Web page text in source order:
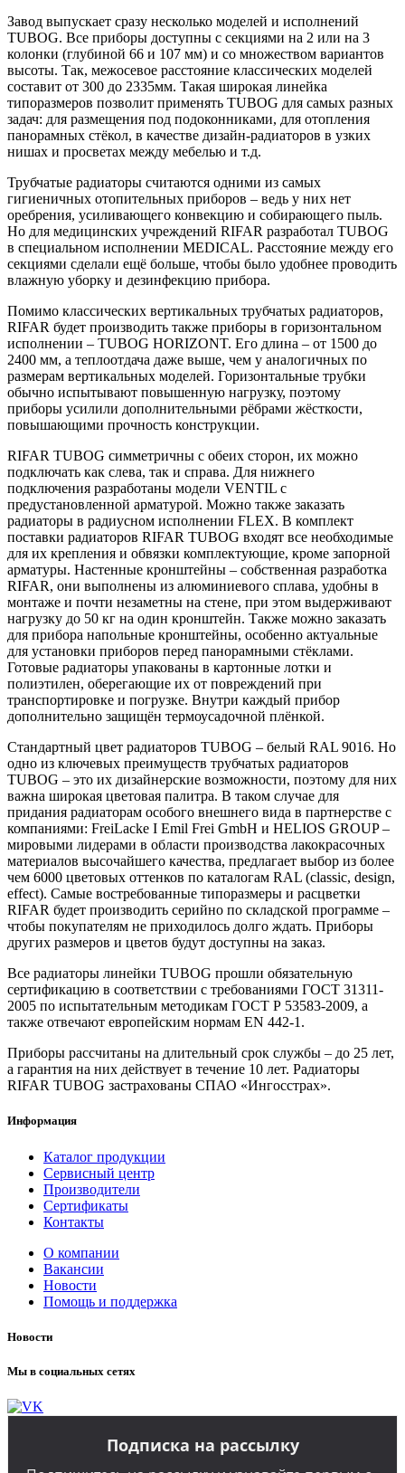
Завод выпускает сразу несколько моделей и исполнений
TUBOG. Все приборы доступны с секциями на 2 или на 3
колонки (глубиной 66 и 107 мм) и со множеством вариантов
высоты. Так, межосевое расстояние классических моделей
составит от 300 до 2335мм. Такая широкая линейка
типоразмеров позволит применять TUBOG для самых разных
задач: для размещения под подоконниками, для отопления
панорамных стёкол, в качестве дизайн-радиаторов в узких
нишах и просветах между мебелью и т.д.
Трубчатые радиаторы считаются одними из самых
гигиеничных отопительных приборов – ведь у них нет
оребрения, усиливающего конвекцию и собирающего пыль.
Но для медицинских учреждений RIFAR разработал TUBOG
в специальном исполнении MEDICAL. Расстояние между его
секциями сделали ещё больше, чтобы было удобнее проводить
влажную уборку и дезинфекцию прибора.
Помимо классических вертикальных трубчатых радиаторов,
RIFAR будет производить также приборы в горизонтальном
исполнении – TUBOG HORIZONT. Его длина – от 1500 до
2400 мм, а теплоотдача даже выше, чем у аналогичных по
размерам вертикальных моделей. Горизонтальные трубки
обычно испытывают повышенную нагрузку, поэтому
приборы усилили дополнительными рёбрами жёсткости,
повышающими прочность конструкции.
RIFAR TUBOG симметричны с обеих сторон, их можно
подключать как слева, так и справа. Для нижнего
подключения разработаны модели VENTIL с
предустановленной арматурой. Можно также заказать
радиаторы в радиусном исполнении FLEX. В комплект
поставки радиаторов RIFAR TUBOG входят все необходимые
для их крепления и обвязки комплектующие, кроме запорной
арматуры. Настенные кронштейны – собственная разработка
RIFAR, они выполнены из алюминиевого сплава, удобны в
монтаже и почти незаметны на стене, при этом выдерживают
нагрузку до 50 кг на один кронштейн. Также можно заказать
для прибора напольные кронштейны, особенно актуальные
для установки приборов перед панорамными стёклами.
Готовые радиаторы упакованы в картонные лотки и
полиэтилен, оберегающие их от повреждений при
транспортировке и погрузке. Внутри каждый прибор
дополнительно защищён термоусадочной плёнкой.
Стандартный цвет радиаторов TUBOG – белый RAL 9016. Но
одно из ключевых преимуществ трубчатых радиаторов
TUBOG – это их дизайнерские возможности, поэтому для них
важна широкая цветовая палитра. В таком случае для
придания радиаторам особого внешнего вида в партнерстве с
компаниями: FreiLacke I Emil Frei GmbH и HELIOS GROUP –
мировыми лидерами в области производства лакокрасочных
материалов высочайшего качества, предлагает выбор из более
чем 6000 цветовых оттенков по каталогам RAL (classic, design,
effect). Самые востребованные типоразмеры и расцветки
RIFAR будет производить серийно по складской программе –
чтобы покупателям не приходилось долго ждать. Приборы
других размеров и цветов будут доступны на заказ.
Все радиаторы линейки TUBOG прошли обязательную
сертификацию в соответствии с требованиями ГОСТ 31311-
2005 по испытательным методикам ГОСТ Р 53583-2009, а
также отвечают европейским нормам EN 442-1.
Приборы рассчитаны на длительный срок службы – до 25 лет,
а гарантия на них действует в течение 10 лет. Радиаторы
RIFAR TUBOG застрахованы СПАО «Ингосстрах».
Информация
Каталог продукции
Сервисный центр
Производители
Сертификаты
Контакты
О компании
Вакансии
Новости
Помощь и поддержка
Новости
Мы в социальных сетях
Подписка на рассылку